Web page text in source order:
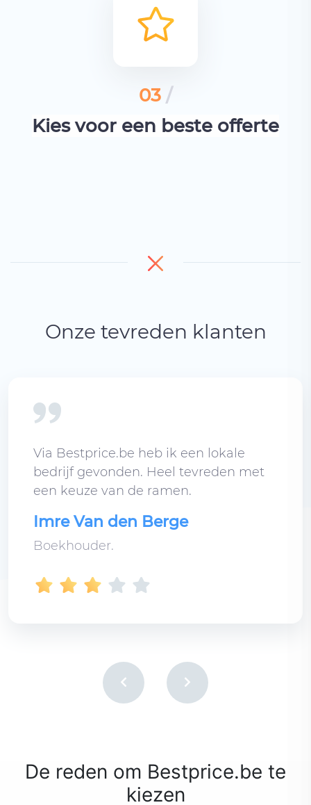
03 /
Kies voor een beste offerte
Onze tevreden klanten
Via Bestprice.be heb ik een lokale
bedrijf gevonden. Heel tevreden met
een keuze van de ramen.
Imre Van den Berge
Boekhouder.
De reden om Bestprice.be te
kiezen